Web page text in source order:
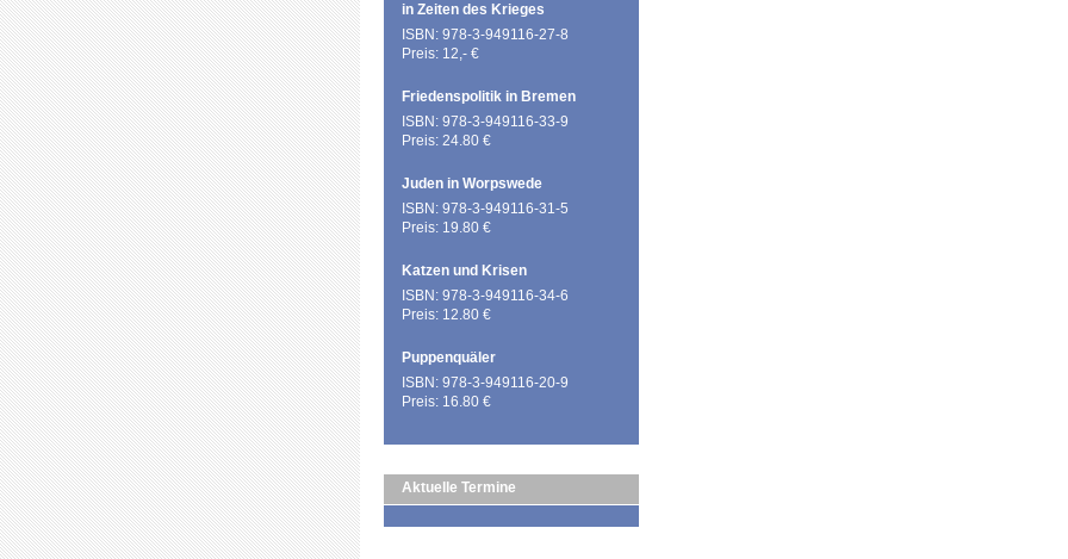
in Zeiten des Krieges
ISBN: 978-3-949116-27-8
Preis: 12,- €
Friedenspolitik in Bremen
ISBN: 978-3-949116-33-9
Preis: 24.80 €
Juden in Worpswede
ISBN: 978-3-949116-31-5
Preis: 19.80 €
Katzen und Krisen
ISBN: 978-3-949116-34-6
Preis: 12.80 €
Puppenquäler
ISBN: 978-3-949116-20-9
Preis: 16.80 €
Aktuelle Termine